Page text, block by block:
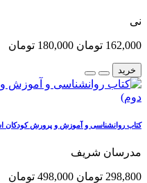
نی
162,000 تومان 180,000 تومان
خرید
کتاب روانشناسی و آموزش و پرورش کودکان
مدرسان شریف
298,800 تومان 498,000 تومان